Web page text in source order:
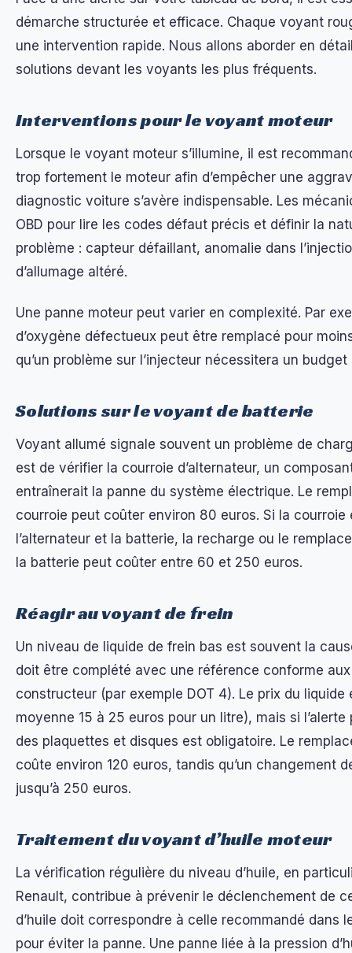
démarche structurée et efficace. Chaque voyant
une intervention rapide. Nous allons aborder en
solutions devant les voyants les plus fréquents.
Interventions pour le voyant moteur
Lorsque le voyant moteur s’illumine, il est
trop fortement le moteur afin d’empêcher une
diagnostic voiture s’avère indispensable. Les
OBD pour lire les codes défaut précis et définir la
problème : capteur défaillant, anomalie dans
d’allumage altéré.
Une panne moteur peut varier en complexité. Par
d’oxygène défectueux peut être remplacé pour
qu’un problème sur l’injecteur nécessitera un
Solutions sur le voyant de batterie
Voyant allumé signale souvent un problème de
est de vérifier la courroie d’alternateur, un
entraînerait la panne du système électrique. Le
courroie peut coûter environ 80 euros. Si la
l’alternateur et la batterie, la recharge ou le
la batterie peut coûter entre 60 et 250 euros.
Réagir au voyant de frein
Un niveau de liquide de frein bas est souvent la
doit être complété avec une référence conforme
constructeur (par exemple DOT 4). Le prix du liquide
moyenne 15 à 25 euros pour un litre), mais si
des plaquettes et disques est obligatoire. Le
coûte environ 120 euros, tandis qu’un changement
jusqu’à 250 euros.
Traitement du voyant d’huile moteur
La vérification régulière du niveau d’huile, en
Renault, contribue à prévenir le déclenchement de
d’huile doit correspondre à celle recommandé dans
pour éviter la panne. Une panne liée à la pression